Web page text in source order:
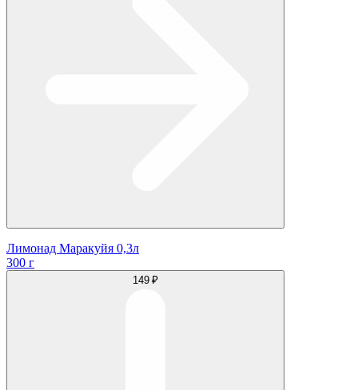
Лимонад Маракуйя 0,3л
300 г
149 ₽